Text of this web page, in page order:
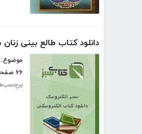
دانلود کتاب طالع بینی
موضوع:
۶۶ صفحه